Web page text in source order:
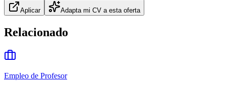
Aplicar Adapta mi CV a esta oferta
Relacionado
Empleo de Profesor